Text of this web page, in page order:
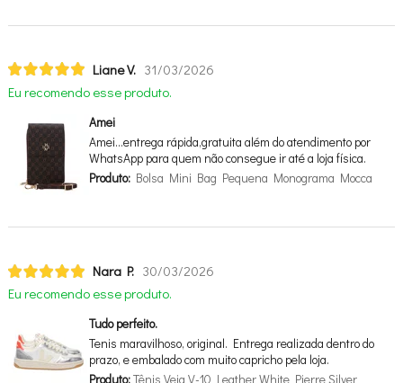
Liane V. 31/03/2026
Eu recomendo esse produto.
Amei
Amei…entrega rápida,gratuita além do atendimento por
WhatsApp para quem não consegue ir até a loja física.
Produto:Bolsa Mini Bag Pequena Monograma Mocca
Nara P. 30/03/2026
Eu recomendo esse produto.
Tudo perfeito.
Tenis maravilhoso, original. Entrega realizada dentro do
prazo, e embalado com muito capricho pela loja.
Produto:Tênis Veja V-10 Leather White Pierre Silver